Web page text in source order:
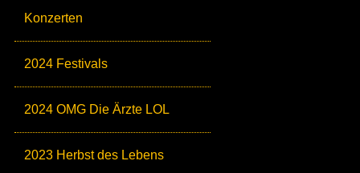
Konzerten
2024 Festivals
2024 OMG Die Ärzte LOL
2023 Herbst des Lebens